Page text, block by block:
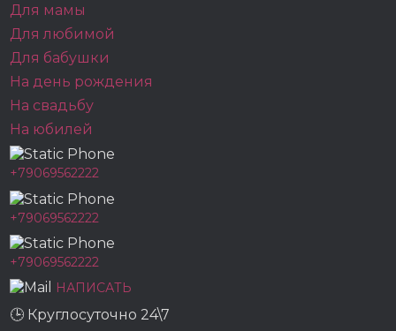
Для мамы
Для любимой
Для бабушки
На день рождения
На свадьбу
На юбилей
+79069562222
+79069562222
+79069562222
НАПИСАТЬ
🕒 Круглосуточно 24\7